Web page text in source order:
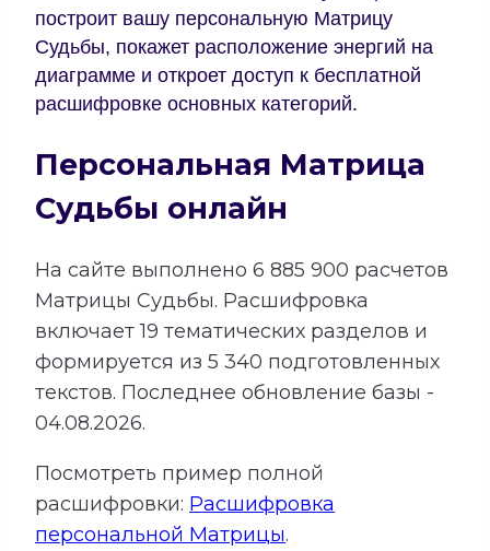
построит вашу персональную Матрицу
Судьбы, покажет расположение энергий на
диаграмме и откроет доступ к бесплатной
расшифровке основных категорий.
Персональная Матрица
Судьбы онлайн
На сайте выполнено 6 885 900 расчетов
Матрицы Судьбы. Расшифровка
включает19 тематических разделов и
формируется из 5 340 подготовленных
текстов. Последнее обновление базы -
04.08.2026.
Посмотреть пример полной
расшифровки: Расшифровка
персональной Матрицы.